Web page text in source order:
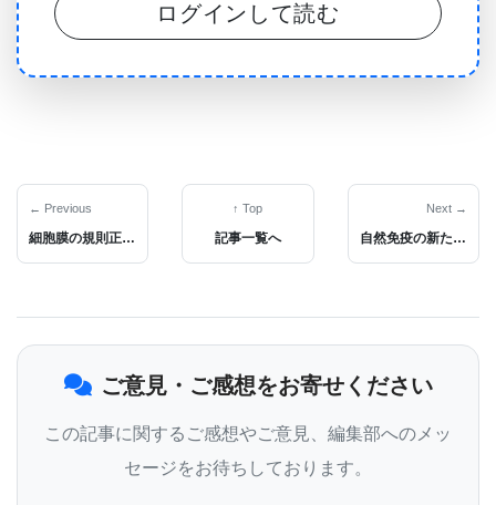
ス制御性タンパク質170 (Grp170) 2個で成り立って
いる。このGrp170は、「分子シャペロン」と呼ばれ
よう改変されたウイルス、またはアデノウイルスを
用い、Flagrp-170を直接腫瘍部位に運ばせ、局部的
この全く新しい治療法では免疫が有効に作用し、動
物モデルではかなり生存期間が延びた。Harrison
Scholar 研究員、VCU Massey Cancer Centerの
Cancer Molecular Genetics 研究プログラム・メン
ログインして読む
← Previous
細胞膜の規則正しい構造形成機序に新たな仮説
↑ Top
記事一覧へ
Next →
自然免疫の新たな観点−RIG-1研究から
ご意見・ご感想をお寄せください
この記事に関するご感想やご意見、編集部へのメッ
セージをお待ちしております。